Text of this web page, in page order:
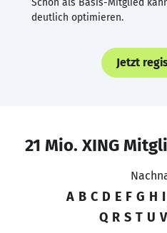
deutlich optimieren.
Jetzt
21 Mio. XING
A B C D E F G H I
Q R S T U V